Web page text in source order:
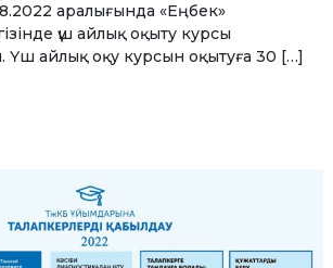
аралығында «Еңбек»
үш айлық оқыту курсы
айлық оқу курсын оқытуға 30 […]